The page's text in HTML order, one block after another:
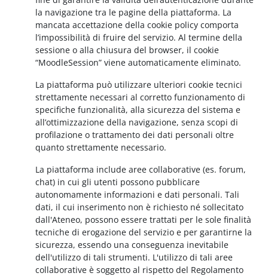
la navigazione tra le pagine della piattaforma. La
mancata accettazione della cookie policy comporta
l’impossibilità di fruire del servizio. Al termine della
sessione o alla chiusura del browser, il cookie
“MoodleSession” viene automaticamente eliminato.
La piattaforma può utilizzare ulteriori cookie tecnici
strettamente necessari al corretto funzionamento di
specifiche funzionalità, alla sicurezza del sistema e
all’ottimizzazione della navigazione, senza scopi di
profilazione o trattamento dei dati personali oltre
quanto strettamente necessario.
La piattaforma include aree collaborative (es. forum,
chat) in cui gli utenti possono pubblicare
autonomamente informazioni e dati personali. Tali
dati, il cui inserimento non è richiesto né sollecitato
dall'Ateneo, possono essere trattati per le sole finalità
tecniche di erogazione del servizio e per garantirne la
sicurezza, essendo una conseguenza inevitabile
dell'utilizzo di tali strumenti. L'utilizzo di tali aree
collaborative è soggetto al rispetto del Regolamento